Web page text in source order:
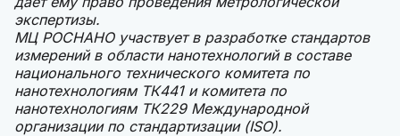
экспертизы.
МЦ РОСНАНО участвует в разработке стандартов
измерений в области нанотехнологий в составе
национального технического комитета по
нанотехнологиям ТК441 и комитета по
нанотехнологиям ТК229 Международной
организации по стандартизации (ISO).